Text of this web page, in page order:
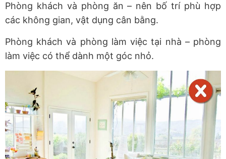
Phòng khách và phòng ăn – nên bố trí phù hợp
các không gian, vật dụng cân bằng.
Phòng khách và phòng làm việc tại nhà – phòng
làm việc có thể dành một góc nhỏ.